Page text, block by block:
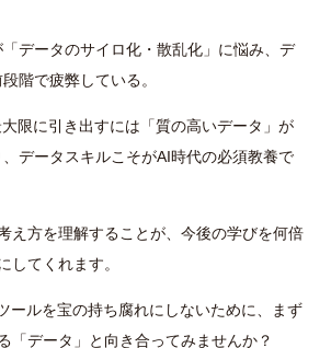
データのサイロ化・散乱化」に悩み、デ
階で疲弊している。
限に引き出すには「質の高いデータ」が
データスキルこそがAI時代の必須教養で
え方を理解することが、今後の学びを何倍
してくれます。
ールを宝の持ち腐れにしないために、まず
「データ」と向き合ってみませんか？